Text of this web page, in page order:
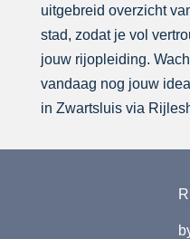
uitgebreid overzicht
stad, zodat je vol
jouw rijopleiding.
vandaag nog jouw
in Zwartsluis via